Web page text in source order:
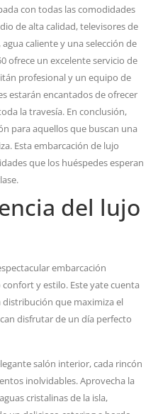
con todas las comodidades
de alta calidad, televisores de
caliente y una selección de
ofrece un excelente servicio de
profesional y un equipo de
estarán encantados de ofrecer
la travesía. En conclusión,
para aquellos que buscan una
Esta embarcación de lujo
que los huéspedes esperan
del lujo
embarcación
y estilo. Este yate cuenta
distribución que maximiza el
disfrutar de un día perfecto
salón interior, cada rincón
inolvidables. Aprovecha la
cristalinas de la isla,